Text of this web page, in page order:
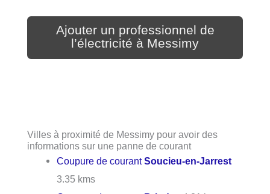
Ajouter un professionnel de
l’électricité à Messimy
Villes à proximité de Messimy pour avoir des
informations sur une panne de courant
Coupure de courantSoucieu-en-Jarrest
3.35 kms